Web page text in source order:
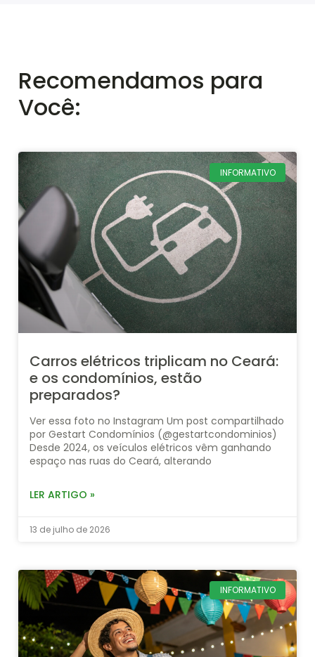
Recomendamos para
Você:
INFORMATIVO
Carros elétricos triplicam no Ceará:
e os condomínios, estão
preparados?
Ver essa foto no Instagram Um post compartilhado
por Gestart Condomínios (@gestartcondominios)
Desde 2024, os veículos elétricos vêm ganhando
espaço nas ruas do Ceará, alterando
LER ARTIGO »
13 de julho de 2026
INFORMATIVO